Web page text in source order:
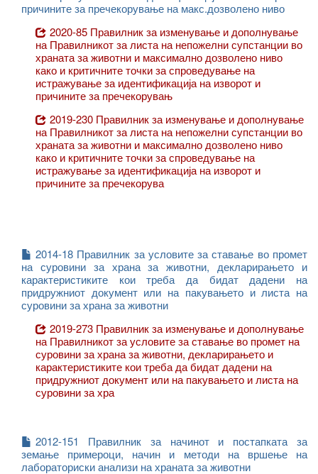
причините за пречекорување на макс.дозволено ниво
2020-85 Правилник за изменување и дополнување
на Правилникот за листа на непожелни супстанции во
храната за животни и максимално дозволено ниво
како и критичните точки за спроведување на
истражување за идентификација на изворот и
причините за пречекорувањ
2019-230 Правилник за изменување и дополнување
на Правилникот за листа на непожелни супстанции во
храната за животни и максимално дозволено ниво
како и критичните точки за спроведување на
истражување за идентификација на изворот и
причините за пречекорува
2014-18 Правилник за условите за ставање во промет
на суровини за храна за животни, декларирањето и
карактеристиките кои треба да бидат дадени на
придружниот документ или на пакувањето и листа на
суровини за храна за животни
2019-273 Правилник за изменување и дополнување
на Правилникот за условите за ставање во промет на
суровини за храна за животни, декларирањето и
карактеристиките кои треба да бидат дадени на
придружниот документ или на пакувањето и листа на
суровини за хра
2012-151 Правилник за начинот и постапката за
земање примероци, начин и методи на вршење на
лабораториски анализи на храната за животни